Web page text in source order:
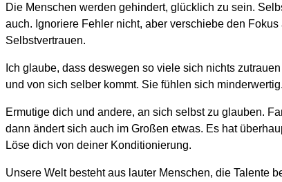
Die Menschen werden gehindert, glücklich zu sein.
auch. Ignoriere Fehler nicht, aber verschiebe den
Selbstvertrauen.
Ich glaube, dass deswegen so viele sich nichts
und von sich selber kommt. Sie fühlen sich
Ermutige dich und andere, an sich selbst zu glauben.
dann ändert sich auch im Großen etwas. Es hat
Löse dich von deiner Konditionierung.
Unsere Welt besteht aus lauter Menschen, die Talente